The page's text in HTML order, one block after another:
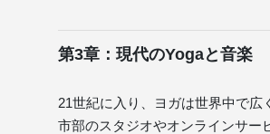
第3章：現代のYogaと音楽
21世紀に入り、ヨガは世界中で広
市部のスタジオやオンラインサー